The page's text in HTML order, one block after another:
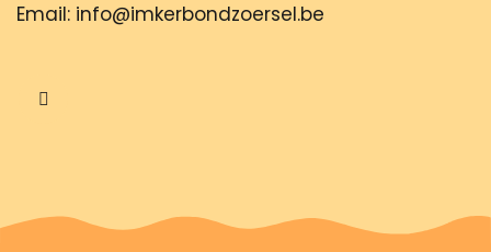
Email: info@imkerbondzoersel.be